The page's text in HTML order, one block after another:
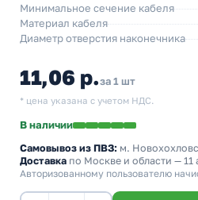
Минимальное сечение кабеля
Материал кабеля
Диаметр отверстия наконечника
11,06 р.за 1 шт
* цена указана с учетом НДС.
В наличии
Самовывоз из ПВЗ: м.
Доставка по Москве и области — 11
Авторизованному пользователю